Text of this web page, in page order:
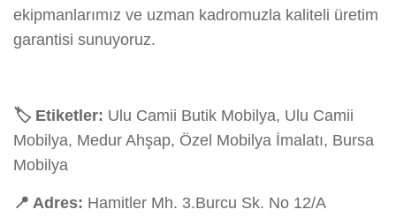
ekipmanlarımız ve uzman kadromuzla kaliteli üretim
garantisi sunuyoruz.
🏷️ Etiketler: Ulu Camii Butik Mobilya, Ulu Camii
Mobilya, Medur Ahşap, Özel Mobilya İmalatı, Bursa
Mobilya
📍 Adres: Hamitler Mh. 3.Burcu Sk. No 12/A